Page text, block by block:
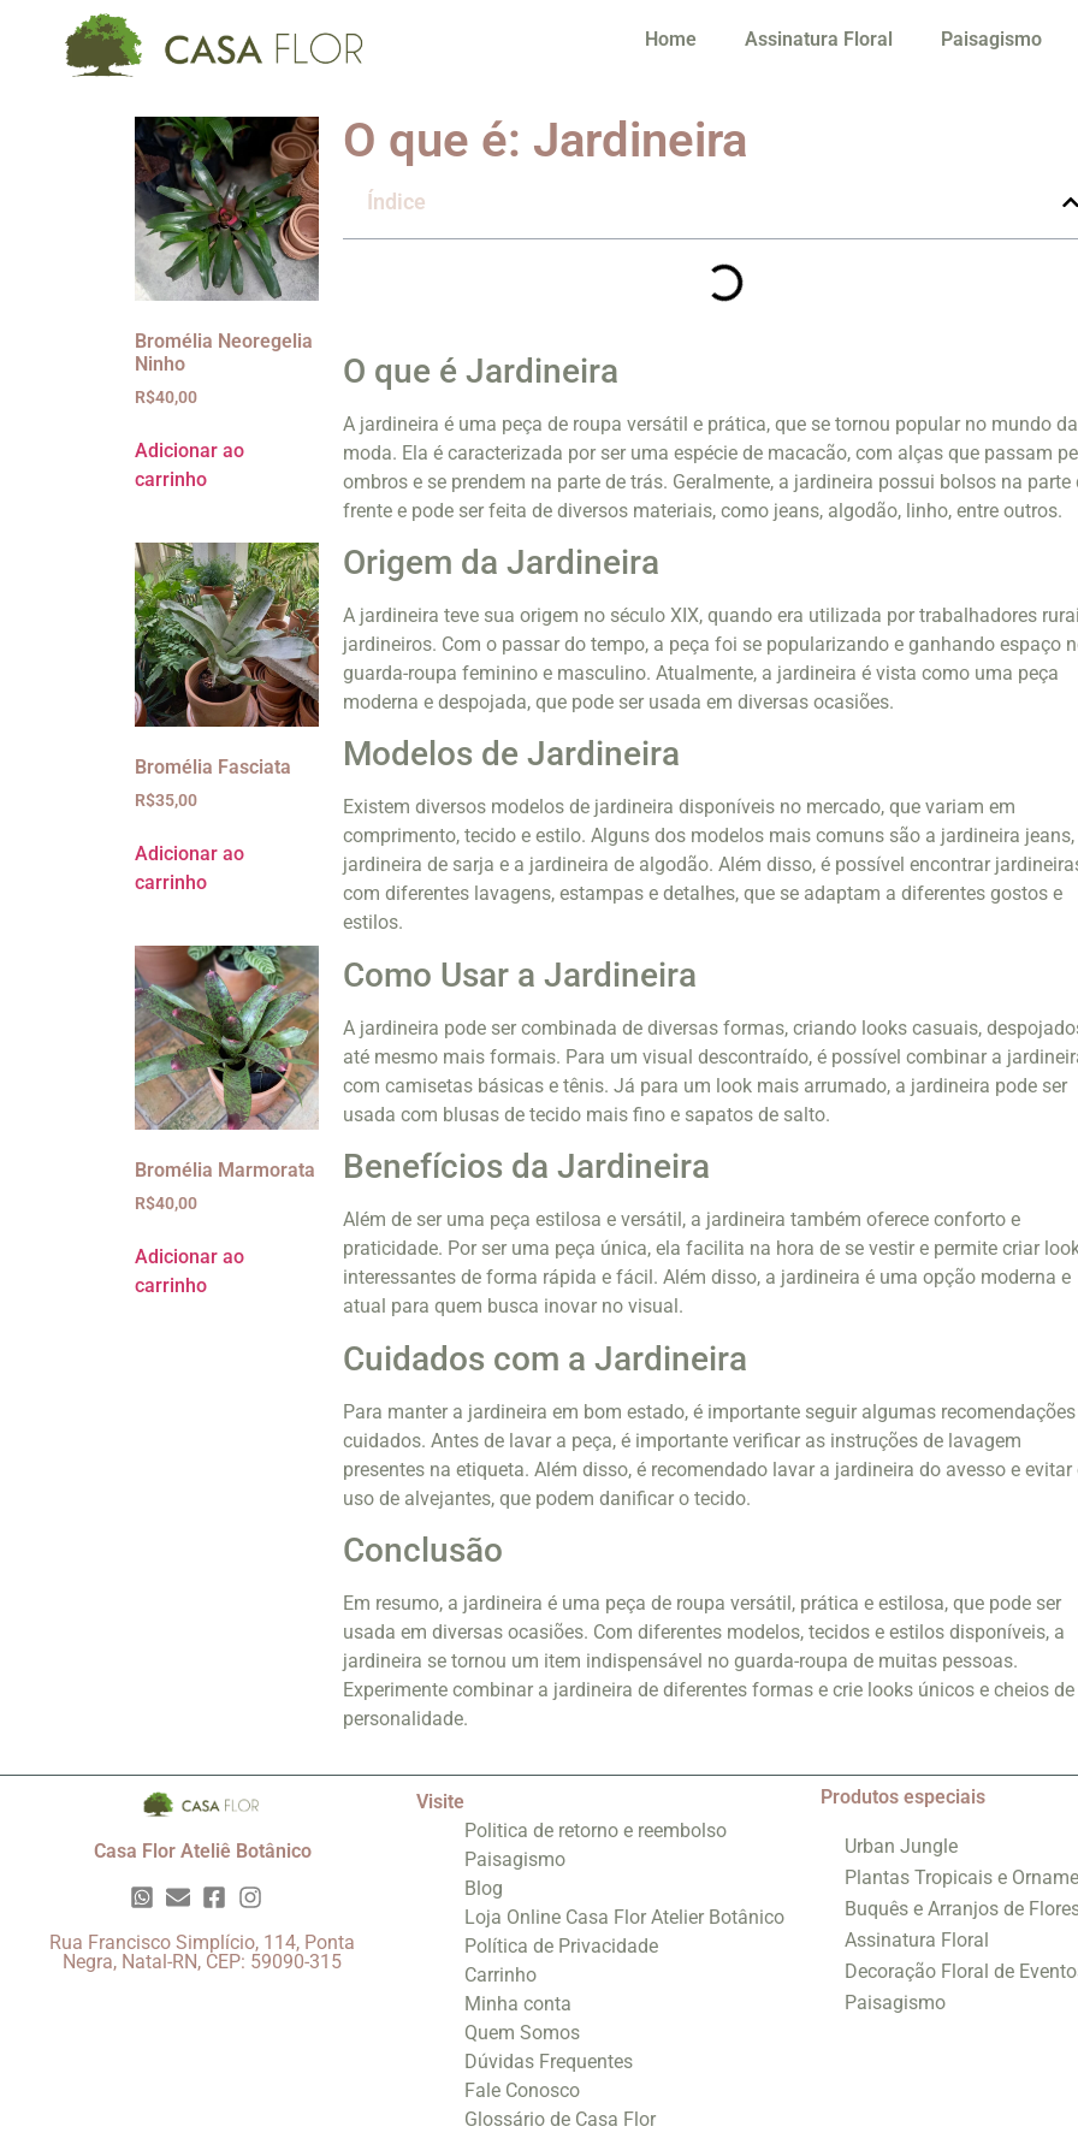
Home Assinatura Floral Paisagismo
Bromélia Neoregelia
Ninho
R$40,00
Adicionar ao
carrinho
Bromélia Fasciata
R$35,00
Adicionar ao
carrinho
Bromélia Marmorata
R$40,00
Adicionar ao
carrinho
O que é: Jardineira
Índice
O que é Jardineira
A jardineira é uma peça de roupa versátil e prática, que se tornou popular no mundo da
moda. Ela é caracterizada por ser uma espécie de macacão, com alças que passam
ombros e se prendem na parte de trás. Geralmente, a jardineira possui bolsos na parte
frente e pode ser feita de diversos materiais, como jeans, algodão, linho, entre outros.
Origem da Jardineira
A jardineira teve sua origem no século XIX, quando era utilizada por trabalhadores
jardineiros. Com o passar do tempo, a peça foi se popularizando e ganhando espaço
guarda-roupa feminino e masculino. Atualmente, a jardineira é vista como uma peça
moderna e despojada, que pode ser usada em diversas ocasiões.
Modelos de Jardineira
Existem diversos modelos de jardineira disponíveis no mercado, que variam em
comprimento, tecido e estilo. Alguns dos modelos mais comuns são a jardineira jeans,
jardineira de sarja e a jardineira de algodão. Além disso, é possível encontrar
com diferentes lavagens, estampas e detalhes, que se adaptam a diferentes gostos e
estilos.
Como Usar a Jardineira
A jardineira pode ser combinada de diversas formas, criando looks casuais,
até mesmo mais formais. Para um visual descontraído, é possível combinar a
com camisetas básicas e tênis. Já para um look mais arrumado, a jardineira pode ser
usada com blusas de tecido mais fino e sapatos de salto.
Benefícios da Jardineira
Além de ser uma peça estilosa e versátil, a jardineira também oferece conforto e
praticidade. Por ser uma peça única, ela facilita na hora de se vestir e permite criar
interessantes de forma rápida e fácil. Além disso, a jardineira é uma opção moderna e
atual para quem busca inovar no visual.
Cuidados com a Jardineira
Para manter a jardineira em bom estado, é importante seguir algumas
cuidados. Antes de lavar a peça, é importante verificar as instruções de lavagem
presentes na etiqueta. Além disso, é recomendado lavar a jardineira do avesso e evitar
uso de alvejantes, que podem danificar o tecido.
Conclusão
Em resumo, a jardineira é uma peça de roupa versátil, prática e estilosa, que pode ser
usada em diversas ocasiões. Com diferentes modelos, tecidos e estilos disponíveis, a
jardineira se tornou um item indispensável no guarda-roupa de muitas pessoas.
Experimente combinar a jardineira de diferentes formas e crie looks únicos e cheios de
personalidade.
Casa Flor Ateliê Botânico
Rua Francisco Simplício, 114, Ponta
Negra, Natal-RN, CEP: 59090-315
Visite
Politica de retorno e reembolso
Paisagismo
Blog
Loja Online Casa Flor Atelier Botânico
Política de Privacidade
Carrinho
Minha conta
Quem Somos
Dúvidas Frequentes
Fale Conosco
Glossário de Casa Flor
Produtos especiais
Urban Jungle
Plantas Tropicais e
Buquês e Arranjos de
Assinatura Floral
Decoração Floral de
Paisagismo